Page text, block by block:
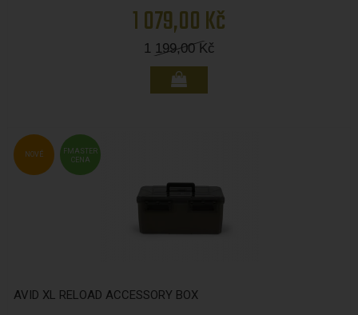
1 079,00 Kč
1 199,00Kč
FMASTER
CENA
NOVÉ
AVID XL RELOAD ACCESSORY BOX